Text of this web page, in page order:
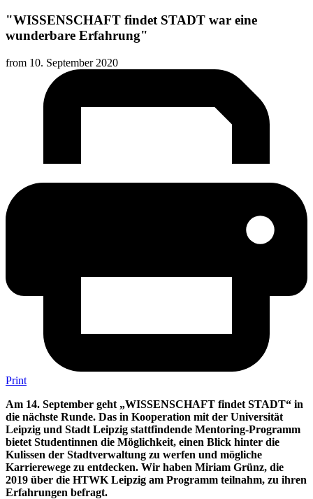
"WISSENSCHAFT findet STADT war eine
wunderbare Erfahrung"
from 10. September 2020
Print
Am 14. September geht „WISSENSCHAFT findet STADT“ in
die nächste Runde. Das in Kooperation mit der Universität
Leipzig und Stadt Leipzig stattfindende Mentoring-Programm
bietet Studentinnen die Möglichkeit, einen Blick hinter die
Kulissen der Stadtverwaltung zu werfen und mögliche
Karrierewege zu entdecken. Wir haben Miriam Grünz, die
2019 über die HTWK Leipzig am Programm teilnahm, zu ihren
Erfahrungen befragt.